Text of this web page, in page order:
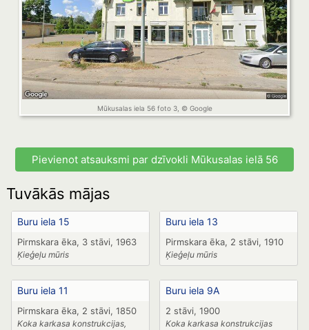
Mūkusalas iela 56 foto 3, © Google
Pievienot atsauksmi par dzīvokli Mūkusalas ielā 56
Tuvākās mājas
Buru iela 15
Pirmskara ēka, 3 stāvi, 1963
Ķieģeļu mūris
Buru iela 13
Pirmskara ēka, 2 stāvi, 1910
Ķieģeļu mūris
Buru iela 11
Pirmskara ēka, 2 stāvi, 1850
Koka karkasa konstrukcijas,
Buru iela 9A
2 stāvi, 1900
Koka karkasa konstrukcijas